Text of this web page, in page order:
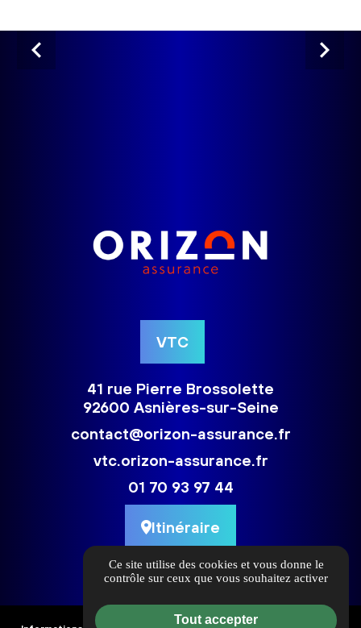
Previous Next
VTC
41 rue Pierre Brossolette
92600 Asnières-sur-Seine
contact@orizon-assurance.fr
vtc.orizon-assurance.fr
01 70 93 97 44
Itinéraire
Ce site utilise des cookies et vous donne le
contrôle sur ceux que vous souhaitez activer
Tout accepter